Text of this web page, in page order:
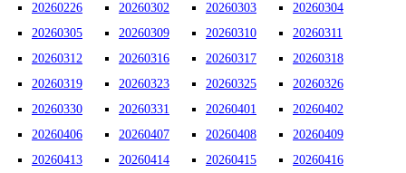
20260226
20260302 20260303
20260304
20260305
20260309 20260310
20260311
20260312
20260316 20260317
20260318
20260319
20260323 20260325
20260326
20260330
20260331 20260401
20260402
20260406
20260407 20260408
20260409
20260413
20260414 20260415
20260416